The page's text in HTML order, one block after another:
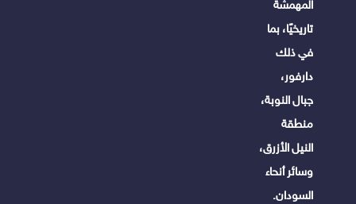
المهمشة
تاريخيًا، بما
في ذلك
دارفور،
جبال النوبة،
منطقة
النيل الأزرق،
وسائر أنحاء
السودان.